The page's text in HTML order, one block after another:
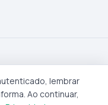
lembrar
Ao continuar,